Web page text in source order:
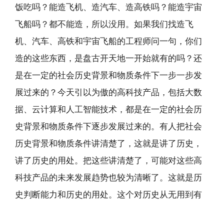
饭吃吗？能造飞机、造汽车、造高铁吗？能造宇宙
飞船吗？都不能造，所以没用。如果我们找造飞
机、汽车、高铁和宇宙飞船的工程师问一句，你们
造的这些东西，是盘古开天地一开始就有的吗？还
是在一定的社会历史背景和物质条件下一步一步发
展过来的？今天引以为傲的高科技产品，包括大数
据、云计算和人工智能技术，都是在一定的社会历
史背景和物质条件下逐步发展过来的。有人把社会
历史背景和物质条件讲清楚了，这就是讲了历史，
讲了历史的用处。把这些讲清楚了，可能对这些高
科技产品的未来发展趋势也较为清晰了。这就是历
史判断能力和历史的用处。这个对历史从无用到有